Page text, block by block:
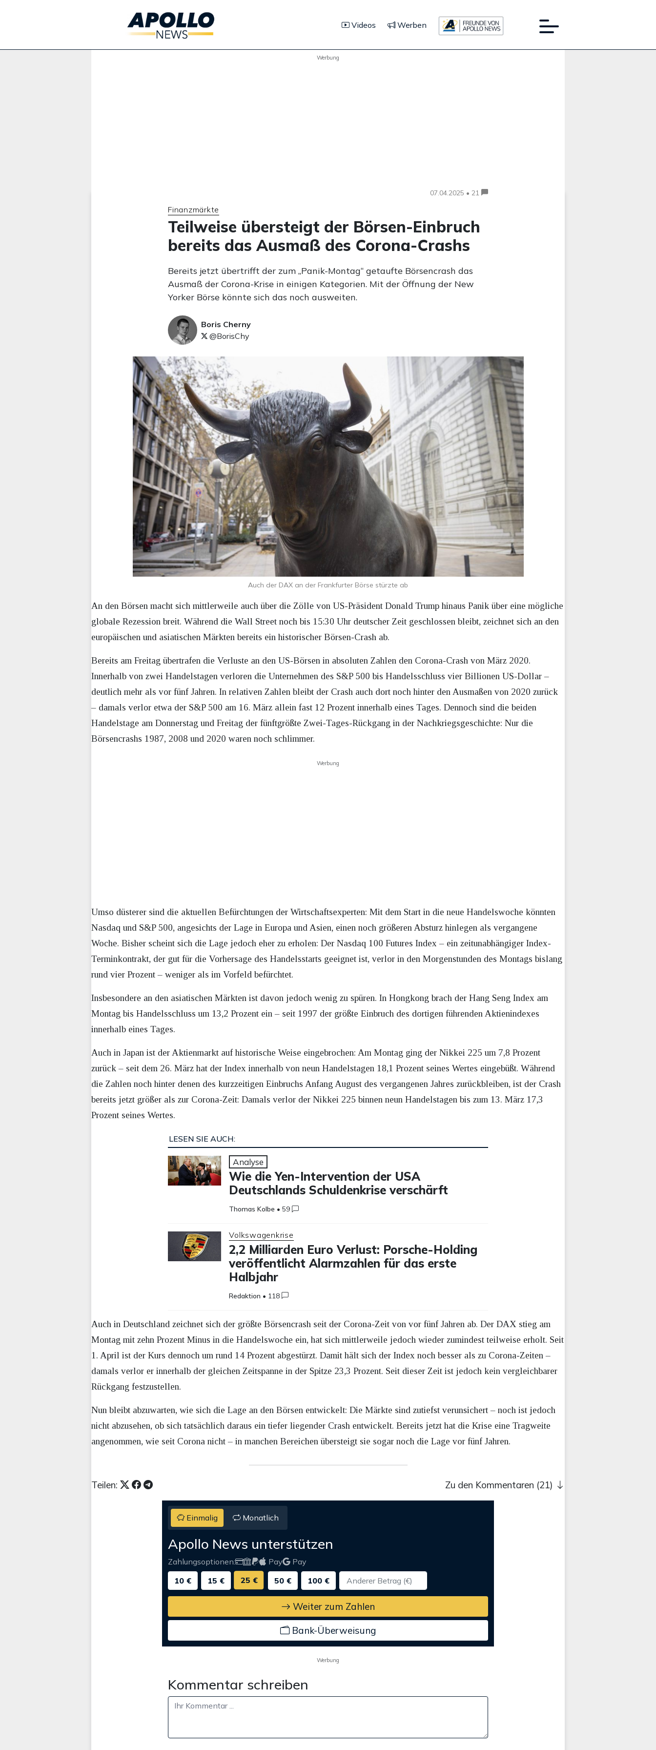
Videos Werben
Werbung
07.04.2025 • 21
Finanzmärkte
Teilweise übersteigt der Börsen-Einbruch
bereits das Ausmaß des Corona-Crashs
Bereits jetzt übertrifft der zum „Panik-Montag“ getaufte Börsencrash das
Ausmaß der Corona-Krise in einigen Kategorien. Mit der Öffnung der New
Yorker Börse könnte sich das noch ausweiten.
Boris Cherny
@BorisChy
Auch der DAX an der Frankfurter Börse stürzte ab
An den Börsen macht sich mittlerweile auch über die Zölle von US-Präsident Donald Trump hinaus Panik über eine mögliche
globale Rezession breit. Während die Wall Street noch bis 15:30 Uhr deutscher Zeit geschlossen bleibt, zeichnet sich an den
europäischen und asiatischen Märkten bereits ein historischer Börsen-Crash ab.
Bereits am Freitag übertrafen die Verluste an den US-Börsen in absoluten Zahlen den Corona-Crash von März 2020.
Innerhalb von zwei Handelstagen verloren die Unternehmen des S&P 500 bis Handelsschluss vier Billionen US-Dollar –
deutlich mehr als vor fünf Jahren. In relativen Zahlen bleibt der Crash auch dort noch hinter den Ausmaßen von 2020 zurück
– damals verlor etwa der S&P 500 am 16. März allein fast 12 Prozent innerhalb eines Tages. Dennoch sind die beiden
Handelstage am Donnerstag und Freitag der fünftgrößte Zwei-Tages-Rückgang in der Nachkriegsgeschichte: Nur die
Börsencrashs 1987, 2008 und 2020 waren noch schlimmer.
Werbung
Umso düsterer sind die aktuellen Befürchtungen der Wirtschaftsexperten: Mit dem Start in die neue Handelswoche könnten
Nasdaq und S&P 500, angesichts der Lage in Europa und Asien, einen noch größeren Absturz hinlegen als vergangene
Woche. Bisher scheint sich die Lage jedoch eher zu erholen: Der Nasdaq 100 Futures Index – ein zeitunabhängiger Index-
Terminkontrakt, der gut für die Vorhersage des Handelsstarts geeignet ist, verlor in den Morgenstunden des Montags bislang
rund vier Prozent – weniger als im Vorfeld befürchtet.
Insbesondere an den asiatischen Märkten ist davon jedoch wenig zu spüren. In Hongkong brach der Hang Seng Index am
Montag bis Handelsschluss um 13,2 Prozent ein – seit 1997 der größte Einbruch des dortigen führenden Aktienindexes
innerhalb eines Tages.
Auch in Japan ist der Aktienmarkt auf historische Weise eingebrochen: Am Montag ging der Nikkei 225 um 7,8 Prozent
zurück – seit dem 26. März hat der Index innerhalb von neun Handelstagen 18,1 Prozent seines Wertes eingebüßt. Während
die Zahlen noch hinter denen des kurzzeitigen Einbruchs Anfang August des vergangenen Jahres zurückbleiben, ist der Crash
bereits jetzt größer als zur Corona-Zeit: Damals verlor der Nikkei 225 binnen neun Handelstagen bis zum 13. März 17,3
Prozent seines Wertes.
LESEN SIE AUCH:
Analyse
Wie die Yen-Intervention der USA
Deutschlands Schuldenkrise verschärft
Thomas Kolbe •59
Volkswagenkrise
2,2 Milliarden Euro Verlust: Porsche-Holding
veröffentlicht Alarmzahlen für das erste
Halbjahr
Redaktion • 118
Auch in Deutschland zeichnet sich der größte Börsencrash seit der Corona-Zeit von vor fünf Jahren ab. Der DAX stieg am
Montag mit zehn Prozent Minus in die Handelswoche ein, hat sich mittlerweile jedoch wieder zumindest teilweise erholt. Seit
1. April ist der Kurs dennoch um rund 14 Prozent abgestürzt. Damit hält sich der Index noch besser als zu Corona-Zeiten –
damals verlor er innerhalb der gleichen Zeitspanne in der Spitze 23,3 Prozent. Seit dieser Zeit ist jedoch kein vergleichbarer
Rückgang festzustellen.
Nun bleibt abzuwarten, wie sich die Lage an den Börsen entwickelt: Die Märkte sind zutiefst verunsichert – noch ist jedoch
nicht abzusehen, ob sich tatsächlich daraus ein tiefer liegender Crash entwickelt. Bereits jetzt hat die Krise eine Tragweite
angenommen, wie seit Corona nicht – in manchen Bereichen übersteigt sie sogar noch die Lage vor fünf Jahren.
Teilen: Zu den Kommentaren (21)
Einmalig Monatlich
Apollo News unterstützen
Zahlungsoptionen: Pay
Pay
10 €
15 € 25 € 50 € 100 €
Weiter zum Zahlen
Bank-Überweisung
Werbung
Kommentar schreiben